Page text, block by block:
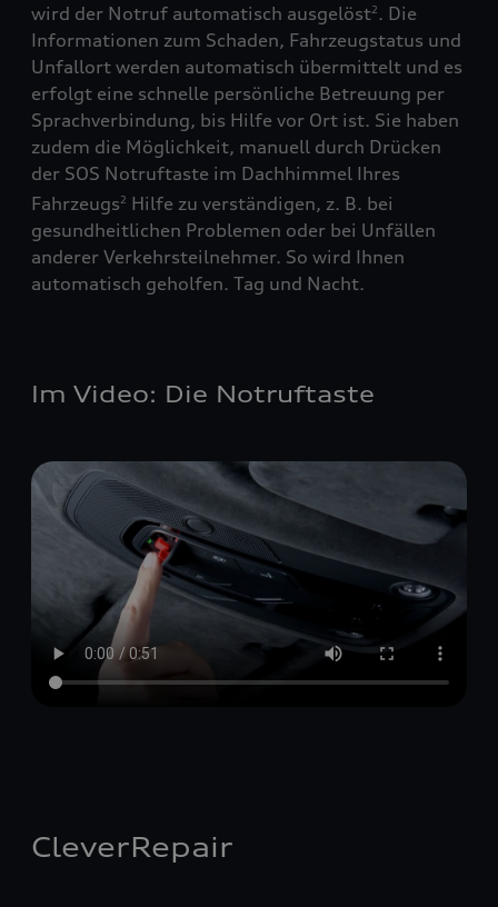
wird der Notruf automatisch ausgelöst2 . Die
Informationen zum Schaden, Fahrzeugstatus und
Unfallort werden automatisch übermittelt und es
erfolgt eine schnelle persönliche Betreuung per
Sprachverbindung, bis Hilfe vor Ort ist. Sie haben
zudem die Möglichkeit, manuell durch Drücken
der SOS Notruftaste im Dachhimmel Ihres
Fahrzeugs2 Hilfe zu verständigen, z. B. bei
gesundheitlichen Problemen oder bei Unfällen
anderer Verkehrsteilnehmer. So wird Ihnen
automatisch geholfen. Tag und Nacht.
Im Video: Die Notruftaste
CleverRepair